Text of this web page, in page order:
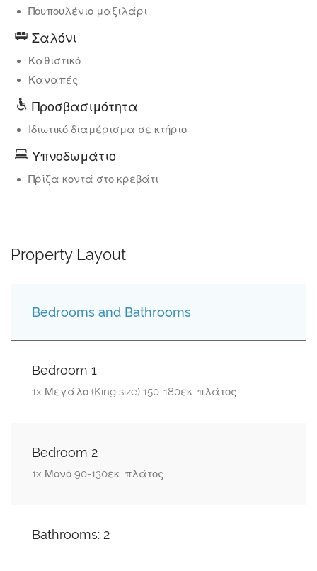
Πουπουλένιο μαξιλάρι
Σαλόνι
Καθιστικό
Καναπές
Προσβασιμότητα
Ιδιωτικό διαμέρισμα σε κτήριο
Υπνοδωμάτιο
Πρίζα κοντά στο κρεβάτι
Property Layout
Bedrooms and Bathrooms
Bedroom 1
1x Μεγάλο (King size) 150-180εκ. πλάτος
Bedroom 2
1x Μονό 90-130εκ. πλάτος
Bathrooms: 2